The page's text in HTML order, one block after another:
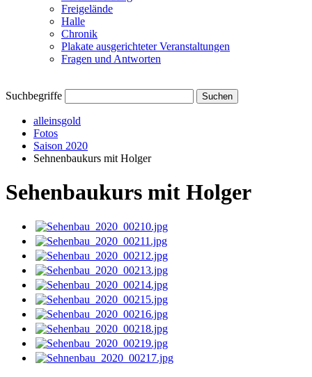
Freigelände
Halle
Chronik
Plakate ausgerichteter Veranstaltungen
Fragen und Antworten
Suchbegriffe
alleinsgold
Fotos
Saison 2020
Sehnenbaukurs mit Holger
Sehenbaukurs mit Holger